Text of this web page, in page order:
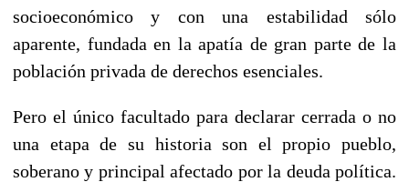
socioeconómico y con una estabilidad sólo
aparente, fundada en la apatía de gran parte de la
población privada de derechos esenciales.
Pero el único facultado para declarar cerrada o no
una etapa de su historia son el propio pueblo,
soberano y principal afectado por la deuda política.